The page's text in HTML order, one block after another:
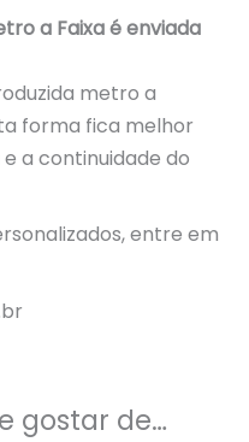
a Faixa é enviada
metro a
forma fica melhor
a continuidade do
entre em
gostar de…